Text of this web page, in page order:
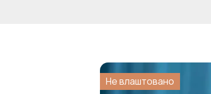
Не влаштовано